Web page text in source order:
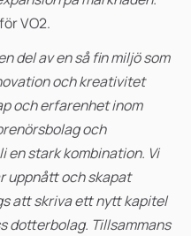
VO2.
del av en så fin miljö som
och kreativitet
och erfarenhet inom
och
en stark kombination. Vi
uppnått och skapat
att skriva ett nytt kapitel
dotterbolag. Tillsammans